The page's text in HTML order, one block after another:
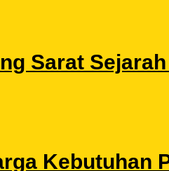
Sarat
Kebutuhan